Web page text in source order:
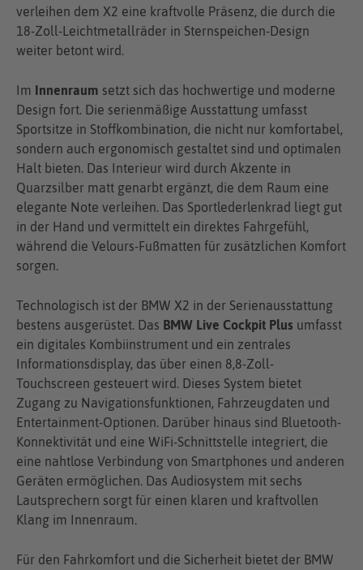
verleihen dem X2 eine kraftvolle Präsenz, die durch die
18-Zoll-Leichtmetallräder in Sternspeichen-Design
weiter betont wird.
Im Innenraum setzt sich das hochwertige und moderne
Design fort. Die serienmäßige Ausstattung umfasst
Sportsitze in Stoffkombination, die nicht nur komfortabel,
sondern auch ergonomisch gestaltet sind und optimalen
Halt bieten. Das Interieur wird durch Akzente in
Quarzsilber matt genarbt ergänzt, die dem Raum eine
elegante Note verleihen. Das Sportlederlenkrad liegt gut
in der Hand und vermittelt ein direktes Fahrgefühl,
während die Velours-Fußmatten für zusätzlichen Komfort
sorgen.
Technologisch ist der BMW X2 in der Serienausstattung
bestens ausgerüstet. Das BMW Live Cockpit Plus umfasst
ein digitales Kombiinstrument und ein zentrales
Informationsdisplay, das über einen 8,8-Zoll-
Touchscreen gesteuert wird. Dieses System bietet
Zugang zu Navigationsfunktionen, Fahrzeugdaten und
Entertainment-Optionen. Darüber hinaus sind Bluetooth-
Konnektivität und eine WiFi-Schnittstelle integriert, die
eine nahtlose Verbindung von Smartphones und anderen
Geräten ermöglichen. Das Audiosystem mit sechs
Lautsprechern sorgt für einen klaren und kraftvollen
Klang im Innenraum.
Für den Fahrkomfort und die Sicherheit bietet der BMW